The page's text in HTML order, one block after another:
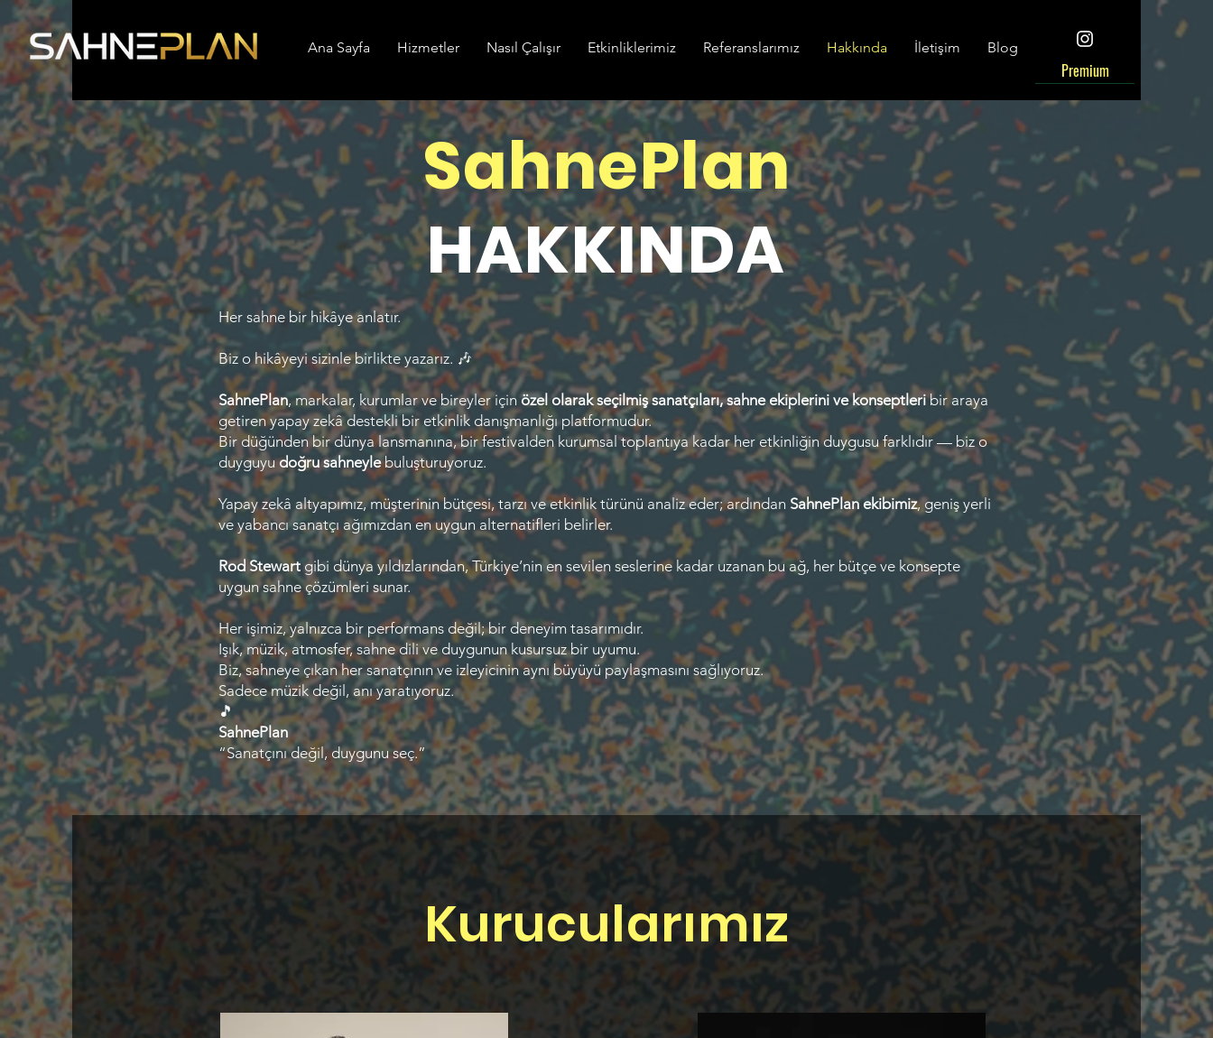
Ana Sayfa Hizmetler Nasıl Çalışır Etkinliklerimiz Referanslarımız Hakkında İletişim Blog
Premium
SahnePlan
HAKKINDA
Her sahne bir hikâye anlatır.
Biz o hikâyeyi sizinle birlikte yazarız. 🎶
SahnePlan, markalar, kurumlar ve bireyler için özel olarak seçilmiş sanatçıları, sahne ekiplerini ve konseptleribir araya
getiren yapay zekâ destekli bir etkinlik danışmanlığı platformudur.
Bir düğünden bir dünya lansmanına, bir festivalden kurumsal toplantıya kadar her etkinliğin duygusu farklıdır — biz o
duyguyudoğru sahneylebuluşturuyoruz.
Yapay zekâ altyapımız, müşterinin bütçesi, tarzı ve etkinlik türünü analiz eder; ardından SahnePlan ekibimiz, geniş yerli
ve yabancı sanatçı ağımızdan en uygun alternatifleri belirler.
Rod Stewart gibi dünya yıldızlarından, Türkiye’nin en sevilen seslerine kadar uzanan bu ağ, her bütçe ve konsepte
uygun sahne çözümleri sunar.
Her işimiz, yalnızca bir performans değil; bir deneyim tasarımıdır.
Işık, müzik, atmosfer, sahne dili ve duygunun kusursuz bir uyumu.
Biz, sahneye çıkan her sanatçının ve izleyicinin aynı büyüyü paylaşmasını sağlıyoruz.
Sadece müzik değil, anı yaratıyoruz.
🎵
SahnePlan
“Sanatçını değil, duygunu seç.”
Kurucularımız